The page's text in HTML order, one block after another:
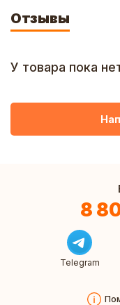
Отзывы
У товара пока
8
Telegram